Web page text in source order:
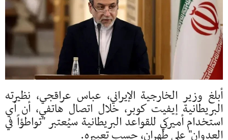
أبلغ وزير الخارجية الإيراني، عباس عراقجي، نظيرته
البريطانية إيفيت كوبر، خلال اتصال هاتفي، أن أي
استخدام أميركي للقواعد البريطانية سيُعتبر "تواطؤاً في
العدوان" على طهران، حسب تعبيره.